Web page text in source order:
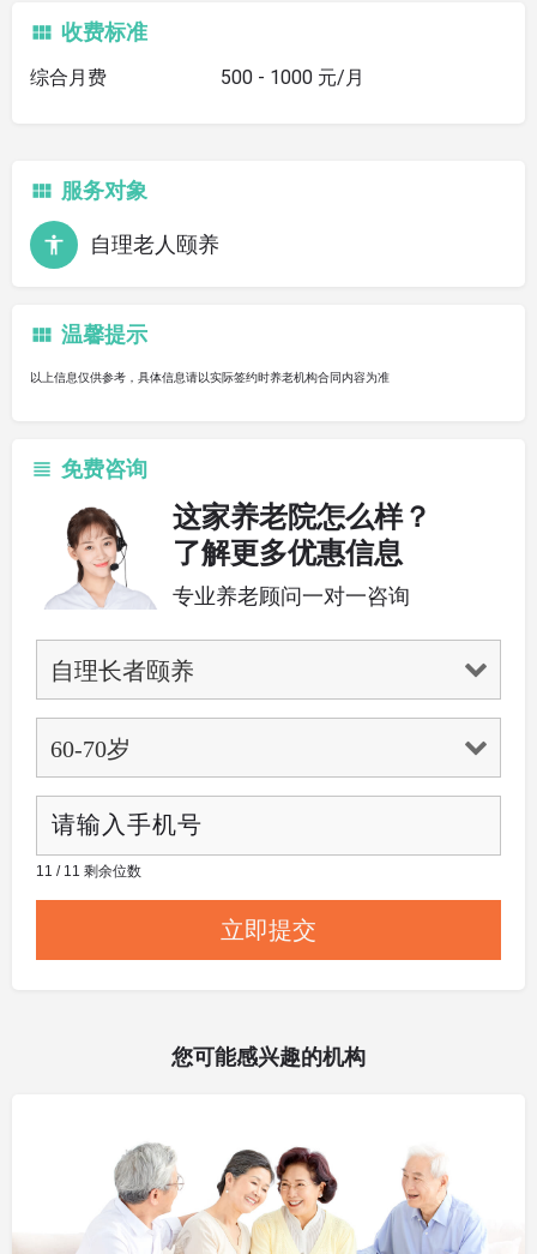
收费标准
综合月费 500 - 1000 元/月
服务对象
自理老人颐养
温馨提示
以上信息仅供参考，具体信息请以实际签约时养老机构合同内容为准
免费咨询
这家养老院怎么样？
了解更多优惠信息
专业养老顾问一对一咨询
11 / 11 剩余位数
您可能感兴趣的机构